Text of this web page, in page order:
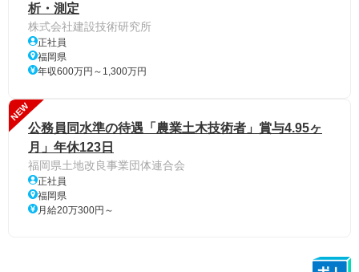
析・測定
株式会社建設技術研究所
正社員
福岡県
年収600万円～1,300万円
NEW
公務員同水準の待遇「農業土木技術者」賞与4.95ヶ
月」年休123日
福岡県土地改良事業団体連合会
正社員
福岡県
月給20万300円～